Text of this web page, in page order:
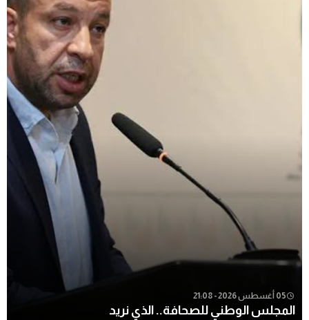
05 أغسطس 2026 - 21:08
المجلس الوطني للصحافة.. الذي نريد